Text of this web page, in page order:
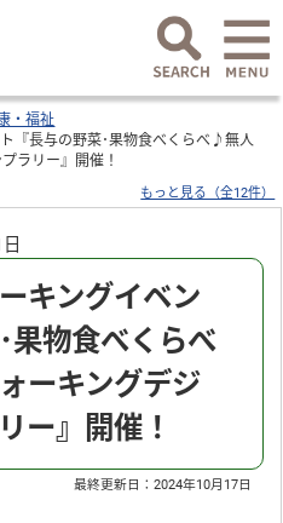
・福祉
『長与の野菜･果物食べくらべ♪無人
ラリー』開催！
もっと見る（全12件）
キングイベン
果物食べくらべ
ーキングデジ
ー』開催！
最終更新日：2024年10月17日